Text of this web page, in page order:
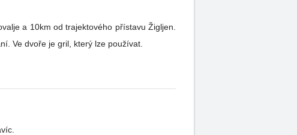
a 10km od trajektového přístavu Žigljen.
Ve dvoře je gril, který lze používat.